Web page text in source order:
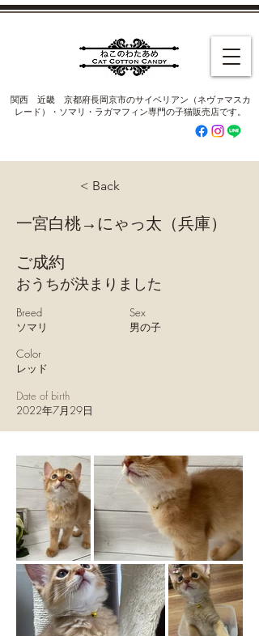
​関西 近畿 京都府長岡京市のサイベリアン（ネヴァマスカ
レード）・ソマリ・ラガマフィン専門の子猫販売店です。
< Back
一宮白桃→にゃっ太（兵庫）
ご成約
おうちが決まりました
Breed
Sex
ソマリ
男の子
Color
レッド
Date of birth
2022年7月29日